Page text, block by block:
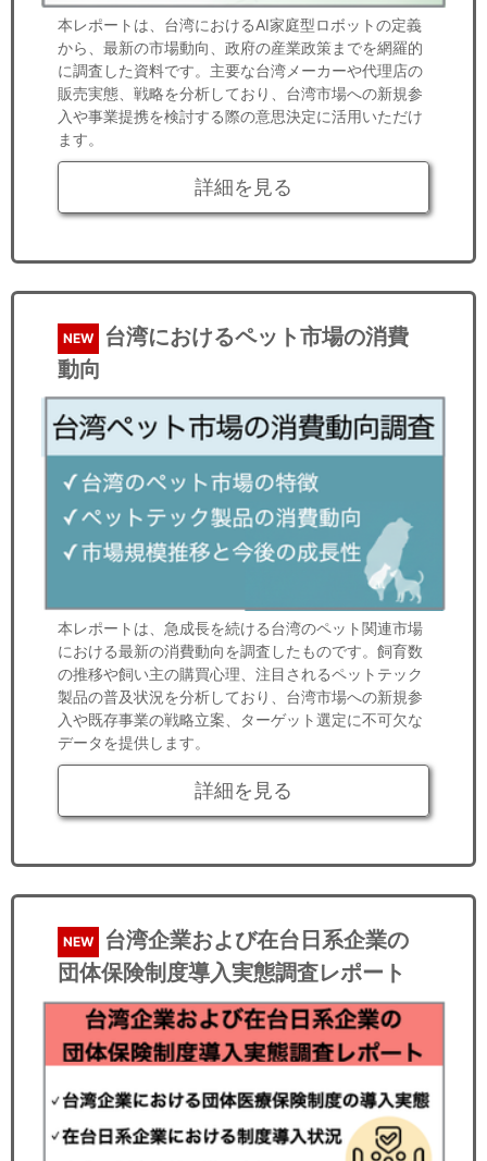
本レポートは、台湾におけるAI家庭型ロボットの定義
から、最新の市場動向、政府の産業政策までを網羅的
に調査した資料です。主要な台湾メーカーや代理店の
販売実態、戦略を分析しており、台湾市場への新規参
入や事業提携を検討する際の意思決定に活用いただけ
ます。
詳細を見る
NEW
台湾におけるペット市場の消費
動向
本レポートは、急成長を続ける台湾のペット関連市場
における最新の消費動向を調査したものです。飼育数
の推移や飼い主の購買心理、注目されるペットテック
製品の普及状況を分析しており、台湾市場への新規参
入や既存事業の戦略立案、ターゲット選定に不可欠な
データを提供します。
詳細を見る
NEW
台湾企業および在台日系企業の
団体保険制度導入実態調査レポート